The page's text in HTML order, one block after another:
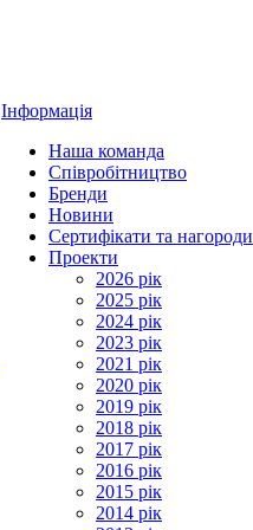
Інформація
Наша команда
Співробітництво
Бренди
Новини
Сертифікати та нагороди
Проекти
2026 рік
2025 рік
2024 рік
2023 рік
2021 рік
2020 рік
2019 рік
2018 рік
2017 рік
2016 рік
2015 рік
2014 рік